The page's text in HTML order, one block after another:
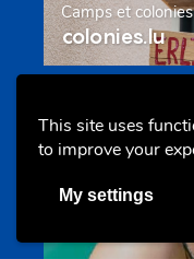
This site uses
to improve your
My settings
Camps et colonies
colonies.lu
Evenements